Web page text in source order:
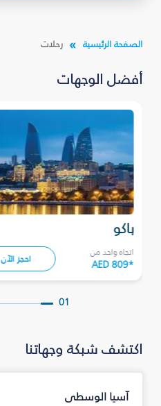
الصفحة الرئيسية رحلات
أفضل الوجهات
باكو
اتجاه واحد من
AED 809* احجز الآن
01
اكتشف شبكة وجهاتنا
آسيا الوسطى